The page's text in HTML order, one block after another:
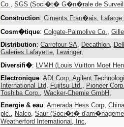
Co., SGS (Soci�t� G�n�rale de
Construction: Ciments Fran�ais,
Cosm�tique: Colgate-Palmolive Co.,
Distribution: Carrefour SA, Decathlon,
Galeries Lafayette, Lewinger,
Diversifi�: LVMH (Louis Vuitton Moet
Electronique: ADI Corp, Agilent
International Ltd, Fujitsu Ltd., Pioneer Corp.
Toshiba Corp., Wacker-Chemie GmbH ,
Energie & eau: Amerada Hess Corp,
plc., Nalco, Saur (Soci�t�
Weatherford International, Inc,